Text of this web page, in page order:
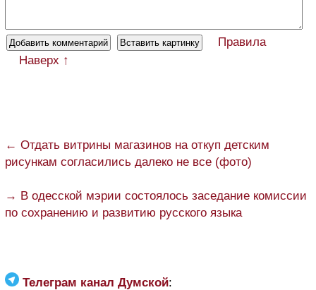
Правила
Наверх ↑
← Отдать витрины магазинов на откуп детским
рисункам согласились далеко не все (фото)
→ В одесской мэрии состоялось заседание комиссии
по сохранению и развитию русского языка
Телеграм канал Думской: